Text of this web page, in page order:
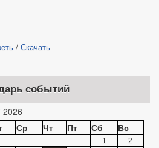
/ Скачать
событий
Ср Чт Пт Сб Вс
1 2